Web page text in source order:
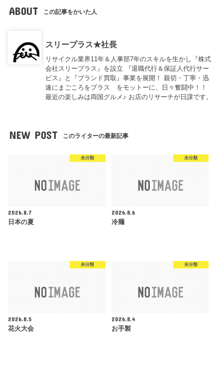
ABOUT この記事をかいた人
スリープラス★社長
リサイクル業界11年＆人事部7年のスキルを生かし『株式
会社スリープラス』を設立 『退職代行＆保証人代行サー
ビス』と『ブランド買取』事業を展開！ 親切・丁寧・迅
速にまごころをプラス をモットーに、日々奮闘中！！
最近の楽しみは両国グルメ♪ お店のリサーチが日課です。
NEW POST このライターの最新記事
未分類
2026.8.7
日本の夏
未分類
2026.8.6
冷麺
未分類
2026.8.5
花火大会
未分類
2026.8.4
お手製